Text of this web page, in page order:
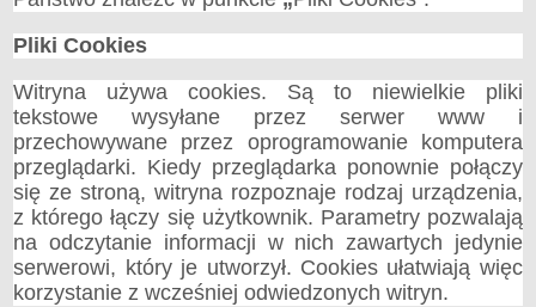
Pliki Cookies
Witryna używa cookies. Są to niewielkie pliki
tekstowe wysyłane przez serwer www i
przechowywane przez oprogramowanie komputera
przeglądarki. Kiedy przeglądarka ponownie połączy
się ze stroną, witryna rozpoznaje rodzaj urządzenia,
z którego łączy się użytkownik. Parametry pozwalają
na odczytanie informacji w nich zawartych jedynie
serwerowi, który je utworzył. Cookies ułatwiają więc
korzystanie z wcześniej odwiedzonych witryn.